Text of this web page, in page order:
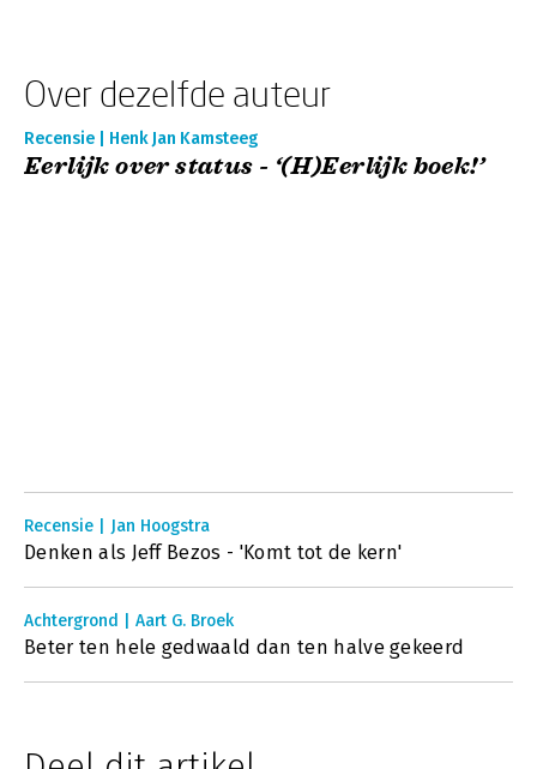
Over dezelfde auteur
Recensie | Henk Jan Kamsteeg
Eerlijk over status - ‘(H)Eerlijk boek!’
Recensie | Jan Hoogstra
Denken als Jeff Bezos - 'Komt tot de kern'
Achtergrond | Aart G. Broek
Beter ten hele gedwaald dan ten halve gekeerd